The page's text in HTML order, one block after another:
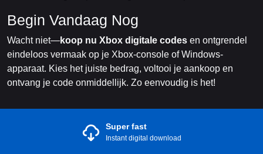
Begin Vandaag Nog
Wacht niet—koop nu Xbox digitale codes en ontgrendel
eindeloos vermaak op je Xbox-console of Windows-
apparaat. Kies het juiste bedrag, voltooi je aankoop en
ontvang je code onmiddellijk. Zo eenvoudig is het!
Super fast
Instant digital download